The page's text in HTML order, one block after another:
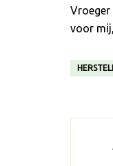
Vroeger
voor